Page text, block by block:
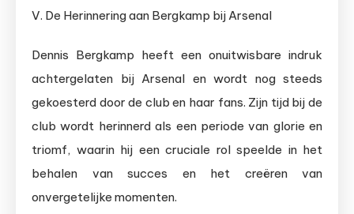
V. De Herinnering aan Bergkamp bij Arsenal
Dennis Bergkamp heeft een onuitwisbare indruk
achtergelaten bij Arsenal en wordt nog steeds
gekoesterd door de club en haar fans. Zijn tijd bij de
club wordt herinnerd als een periode van glorie en
triomf, waarin hij een cruciale rol speelde in het
behalen van succes en het creëren van
onvergetelijke momenten.